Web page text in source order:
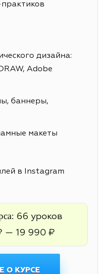
дизайна:
Adobe
баннеры,
макеты
в Instagram
66 уроков
— 19 990 ₽
О КУРСЕ